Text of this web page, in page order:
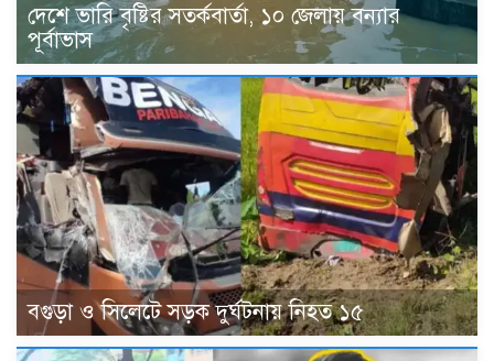
দেশে ভারি বৃষ্টির সতর্কবার্তা, ১০ জেলায় বন্যার
পূর্বাভাস
বগুড়া ও সিলেটে সড়ক দুর্ঘটনায় নিহত ১৫